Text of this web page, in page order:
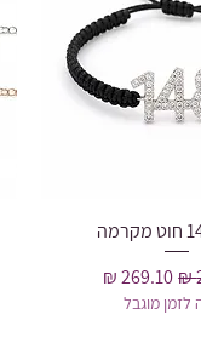
מהירה
מחיר מבצע
לזמן מוגבל